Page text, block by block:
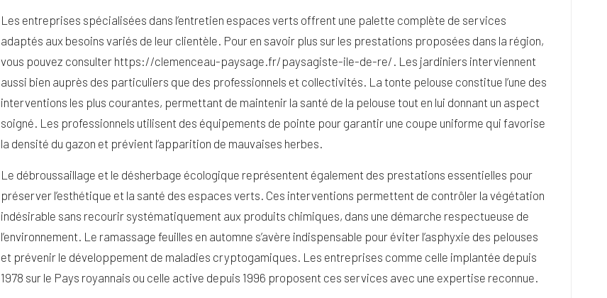
Les entreprises spécialisées dans l’entretien espaces verts offrent une palette complète de services
adaptés aux besoins variés de leur clientèle. Pour en savoir plus sur les prestations proposées dans la région,
vous pouvez consulter https://clemenceau-paysage.fr/paysagiste-ile-de-re/ . Les jardiniers interviennent
aussi bien auprès des particuliers que des professionnels et collectivités. La tonte pelouse constitue l’une des
interventions les plus courantes, permettant de maintenir la santé de la pelouse tout en lui donnant un aspect
soigné. Les professionnels utilisent des équipements de pointe pour garantir une coupe uniforme qui favorise
la densité du gazon et prévient l’apparition de mauvaises herbes.
Le débroussaillage et le désherbage écologique représentent également des prestations essentielles pour
préserver l’esthétique et la santé des espaces verts. Ces interventions permettent de contrôler la végétation
indésirable sans recourir systématiquement aux produits chimiques, dans une démarche respectueuse de
l’environnement. Le ramassage feuilles en automne s’avère indispensable pour éviter l’asphyxie des pelouses
et prévenir le développement de maladies cryptogamiques. Les entreprises comme celle implantée depuis
1978 sur le Pays royannais ou celle active depuis 1996 proposent ces services avec une expertise reconnue.